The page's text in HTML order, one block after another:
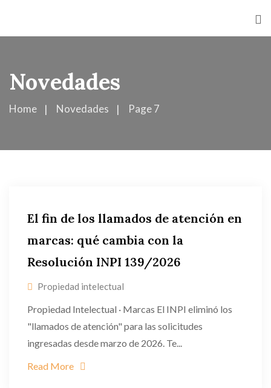
Novedades
Home Novedades Page 7
El fin de los llamados de atención en
marcas: qué cambia con la
Resolución INPI 139/2026
Propiedad intelectual
Propiedad Intelectual · Marcas El INPI eliminó los
"llamados de atención" para las solicitudes
ingresadas desde marzo de 2026. Te...
Read More